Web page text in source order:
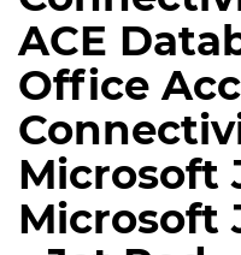
ACE
Office
Microsoft
Microsoft